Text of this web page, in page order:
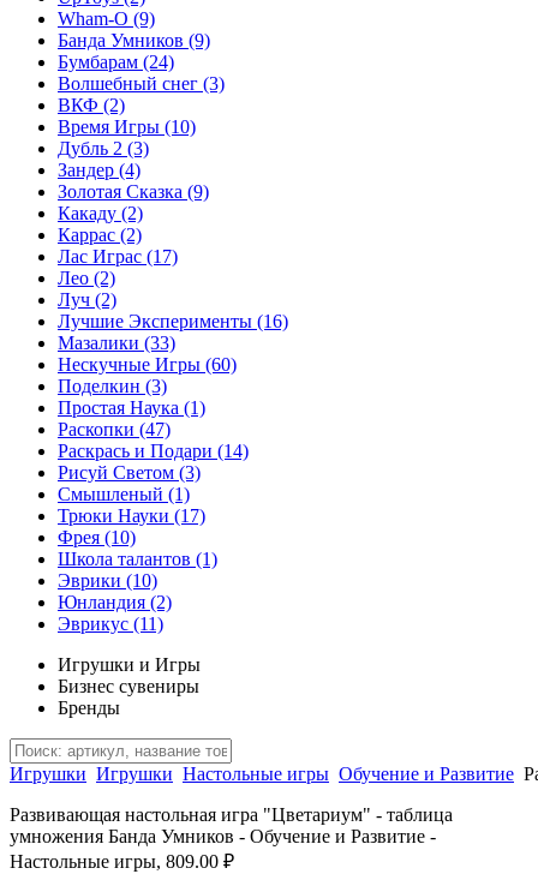
Wham-O (9)
Банда Умников (9)
Бумбарам (24)
Волшебный снег (3)
ВКФ (2)
Время Игры (10)
Дубль 2 (3)
Зандер (4)
Золотая Сказка (9)
Какаду (2)
Каррас (2)
Лас Играс (17)
Лео (2)
Луч (2)
Лучшие Эксперименты (16)
Мазалики (33)
Нескучные Игры (60)
Поделкин (3)
Простая Наука (1)
Раскопки (47)
Раскрась и Подари (14)
Рисуй Светом (3)
Смышленый (1)
Трюки Науки (17)
Фрея (10)
Школа талантов (1)
Эврики (10)
Юнландия (2)
Эврикус (11)
Игрушки и Игры
Бизнес сувениры
Бренды
Игрушки Игрушки Настольные игры Обучение и Развитие
Развивающая настольная игра "Цветариум" - таблица
умножения Банда Умников - Обучение и Развитие -
Настольные игры, 809.00 ₽